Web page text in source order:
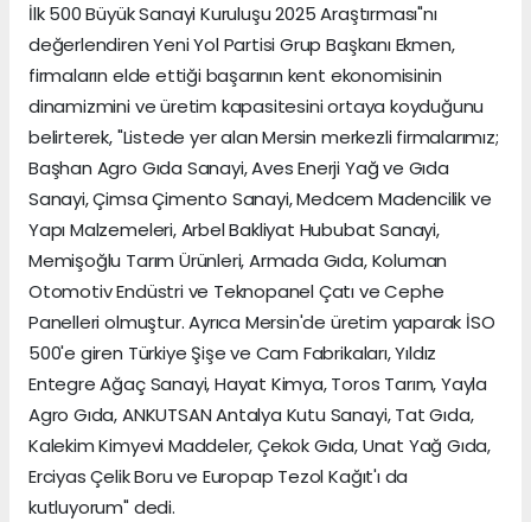
İlk 500 Büyük Sanayi Kuruluşu 2025 Araştırması"nı
değerlendiren Yeni Yol Partisi Grup Başkanı Ekmen,
firmaların elde ettiği başarının kent ekonomisinin
dinamizmini ve üretim kapasitesini ortaya koyduğunu
belirterek, "Listede yer alan Mersin merkezli firmalarımız;
Başhan Agro Gıda Sanayi, Aves Enerji Yağ ve Gıda
Sanayi, Çimsa Çimento Sanayi, Medcem Madencilik ve
Yapı Malzemeleri, Arbel Bakliyat Hububat Sanayi,
Memişoğlu Tarım Ürünleri, Armada Gıda, Koluman
Otomotiv Endüstri ve Teknopanel Çatı ve Cephe
Panelleri olmuştur. Ayrıca Mersin'de üretim yaparak İSO
500'e giren Türkiye Şişe ve Cam Fabrikaları, Yıldız
Entegre Ağaç Sanayi, Hayat Kimya, Toros Tarım, Yayla
Agro Gıda, ANKUTSAN Antalya Kutu Sanayi, Tat Gıda,
Kalekim Kimyevi Maddeler, Çekok Gıda, Unat Yağ Gıda,
Erciyas Çelik Boru ve Europap Tezol Kağıt'ı da
kutluyorum" dedi.